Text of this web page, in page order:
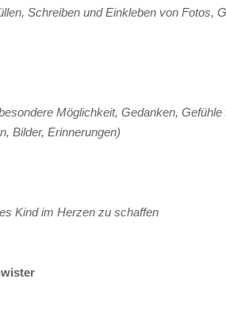
Schreiben und Einkleben von Fotos,
Möglichkeit, Gedanken,
Bilder, Erinnerungen)
Kind im Herzen zu schaffen